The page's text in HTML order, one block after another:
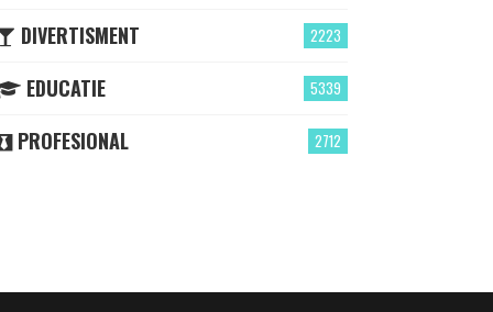
2223
DIVERTISMENT
5339
EDUCATIE
2712
PROFESIONAL